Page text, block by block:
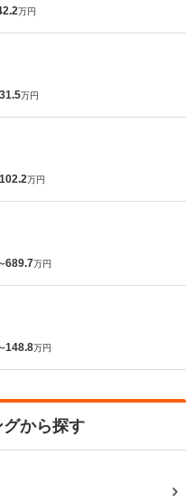
万円
31.5万円
102.2万円
689.7万円
148.8万円
から探す